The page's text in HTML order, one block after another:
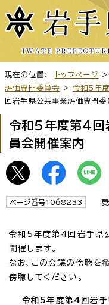
現在の位置： トップページ >
評価専門委員会
>令和5年
回岩手県公共事業評価専門
令和5年度第4回
員会開催案内
ページ番号1068233 更
令和5年度第4回岩手県
開催します。
なお、この会議の傍聴を
傍聴してください。
令和5年度第4回岩手